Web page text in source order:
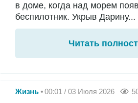
в доме, когда над морем
беспилотник. Укрыв Дарину...
Читать
Жизнь 00:01 / 03 Июля 2026